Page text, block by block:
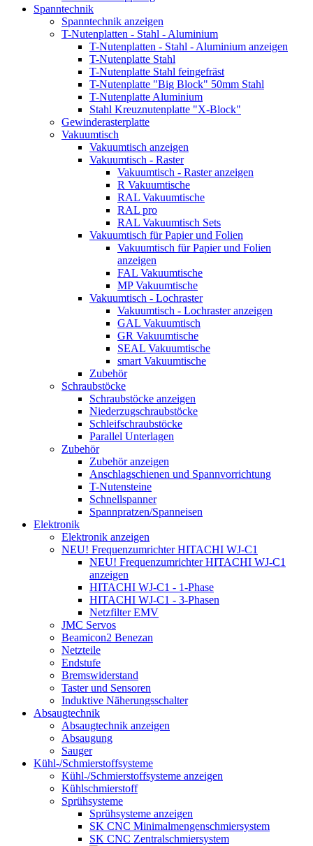
Spanntechnik
Spanntechnik anzeigen
T-Nutenplatten - Stahl - Aluminium
T-Nutenplatten - Stahl - Aluminium anzeigen
T-Nutenplatte Stahl
T-Nutenplatte Stahl feingefräst
T-Nutenplatte "Big Block" 50mm Stahl
T-Nutenplatte Aluminium
Stahl Kreuznutenplatte "X-Block"
Gewinderasterplatte
Vakuumtisch
Vakuumtisch anzeigen
Vakuumtisch - Raster
Vakuumtisch - Raster anzeigen
R Vakuumtische
RAL Vakuumtische
RAL pro
RAL Vakuumtisch Sets
Vakuumtisch für Papier und Folien
Vakuumtisch für Papier und Folien
anzeigen
FAL Vakuumtische
MP Vakuumtische
Vakuumtisch - Lochraster
Vakuumtisch - Lochraster anzeigen
GAL Vakuumtisch
GR Vakuumtische
SEAL Vakuumtische
smart Vakuumtische
Zubehör
Schraubstöcke
Schraubstöcke anzeigen
Niederzugschraubstöcke
Schleifschraubstöcke
Parallel Unterlagen
Zubehör
Zubehör anzeigen
Anschlagschienen und Spannvorrichtung
T-Nutensteine
Schnellspanner
Spannpratzen/Spanneisen
Elektronik
Elektronik anzeigen
NEU! Frequenzumrichter HITACHI WJ-C1
NEU! Frequenzumrichter HITACHI WJ-C1
anzeigen
HITACHI WJ-C1 - 1-Phase
HITACHI WJ-C1 - 3-Phasen
Netzfilter EMV
JMC Servos
Beamicon2 Benezan
Netzteile
Endstufe
Bremswiderstand
Taster und Sensoren
Induktive Näherungsschalter
Absaugtechnik
Absaugtechnik anzeigen
Absaugung
Sauger
Kühl-/Schmierstoffsysteme
Kühl-/Schmierstoffsysteme anzeigen
Kühlschmierstoff
Sprühsysteme
Sprühsysteme anzeigen
SK CNC Minimalmengenschmiersystem
SK CNC Zentralschmiersystem